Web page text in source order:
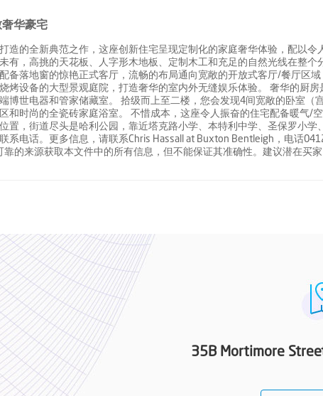
华豪宅
造的全新典范之作，这座创新住宅呈现定制化的家庭奢华体验，配以
有，高挑的天花板、人字形木地板、定制木工和充足的自然光线在整个
备落地窗的惊艳正式客厅，流畅的布局通向宽敞的开放式客厅/餐厅区
烤设备的大型景观庭院，打造奢华的室内外无缝娱乐体验。 奢华的厨
博世电器和管家储藏室。 拾级而上至二楼，您会发现4间宽敞的卧室（
和时尚的全瓷砖家庭浴室。 不惜成本，这座令人振奋的住宅配备暖气/
置，街道尽头是哈利公园，靠近塔克路小学、本特利中学、圣保罗小学
系电话。更多信息，请联系Chris Hassall at Buxton Bentleigh，电话
靠的来源获取本文件中的所有信息，但不能保证其准确性。建议潜在买
35B Mortimore